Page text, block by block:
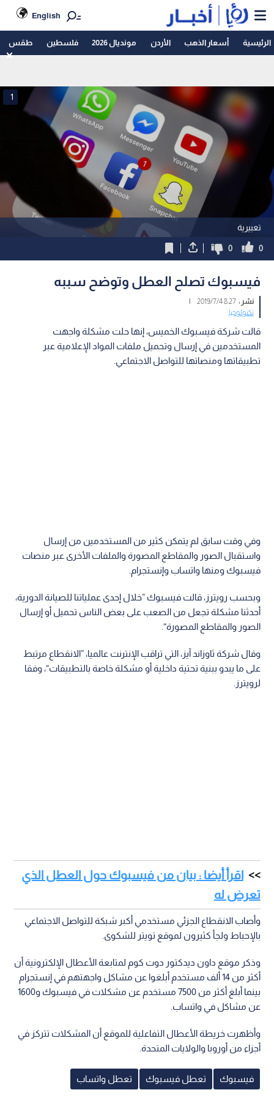
English
الرئيسية أسعار الذهب الأردن مونديال 2026 فلسطين طقس
تعبيرية
1
0
0
فيسبوك تصلح العطل وتوضح سببه
نشر :8:27 2019/7/4
|
تكنولوجيا
قالت شركة فيسبوك الخميس، إنها حلت مشكلة واجهت
المستخدمين في إرسال وتحميل ملفات المواد الإعلامية عبر
تطبيقاتها ومنصاتها للتواصل الاجتماعي.
وفي وقت سابق لم يتمكن كثير من المستخدمين من إرسال
واستقبال الصور والمقاطع المصورة والملفات الأخرى عبر منصات
فيسبوك ومنها واتساب وإنستجرام.
وبحسب رويترز، قالت فيسبوك ”خلال إحدى عملياتنا للصيانة الدورية،
أحدثنا مشكلة تجعل من الصعب على بعض الناس تحميل أو إرسال
الصور والمقاطع المصورة“.
وقال شركة ثاوزاند آيز، التي تراقب الإنترنت عالميا، ”الانقطاع مرتبط
على ما يبدو ببنية تحتية داخلية أو مشكلة خاصة بالتطبيقات“، وفقا
لرويترز.
اقرأ أيضا : بيان من فيسبوك حول العطل الذي
تعرض له
وأصاب الانقطاع الجزئي مستخدمي أكبر شبكة للتواصل الاجتماعي
بالإحباط ولجأ كثيرون لموقع تويتر للشكوى.
وذكر موقع داون ديدكتور دوت كوم لمتابعة الأعطال الإلكترونية أن
أكثر من 14 ألف مستخدم أبلغوا عن مشاكل واجهتهم في إنستجرام
بينما أبلغ أكثر من 7500 مستخدم عن مشكلات في فيسبوك و1600
عن مشاكل في واتساب.
وأظهرت خريطة الأعطال التفاعلية للموقع أن المشكلات تتركز في
أجزاء من أوروبا والولايات المتحدة.
فيسبوك تعطل فيسبوك تعطل واتساب